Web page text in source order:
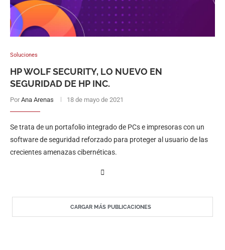
Soluciones
HP WOLF SECURITY, LO NUEVO EN
SEGURIDAD DE HP INC.
Por Ana Arenas 18 de mayo de 2021
Se trata de un portafolio integrado de PCs e impresoras con un
software de seguridad reforzado para proteger al usuario de las
crecientes amenazas cibernéticas.
CARGAR MÁS PUBLICACIONES